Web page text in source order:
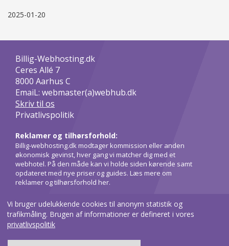
2025-01-20
Billig-Webhosting.dk
Ceres Allé 7
8000 Aarhus C
EmaiL: webmaster(a)webhub.dk
Skriv til os
Privatlivspolitik
Reklamer og tilhørsforhold:
Billig-webhosting.dk modtager kommission eller anden
økonomisk gevinst, hver gang vi matcher dig med et
webhotel. På den måde kan vi holde siden kørende samt
opdateret med nye priser og guides. Læs mere om
reklamer og tilhørsforhold her.
Vi bruger udelukkende cookies til anonym statistik og
trafikmåling. Brugen af informationer er defineret i vores
privatlivspolitik